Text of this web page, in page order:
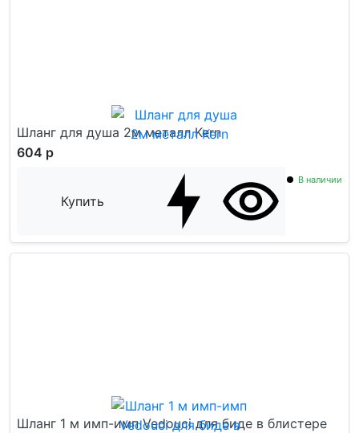
Шланг для душа 2м металл Kern
604 р
Купить
В наличии
Шланг 1 м имп-имп Vedouci для биде в блистере